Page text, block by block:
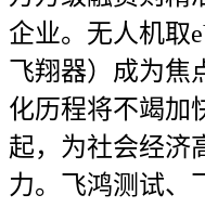
企业。无人机取
飞翔器）成为
化历程将不竭加
起，为社会经济
力。飞鸿测试、